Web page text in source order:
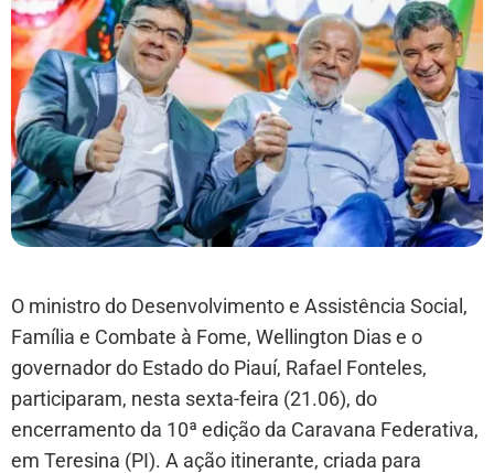
O ministro do Desenvolvimento e Assistência Social,
Família e Combate à Fome, Wellington Dias e o
governador do Estado do Piauí, Rafael Fonteles,
participaram, nesta sexta-feira (21.06), do
encerramento da 10ª edição da Caravana Federativa,
em Teresina (PI). A ação itinerante, criada para